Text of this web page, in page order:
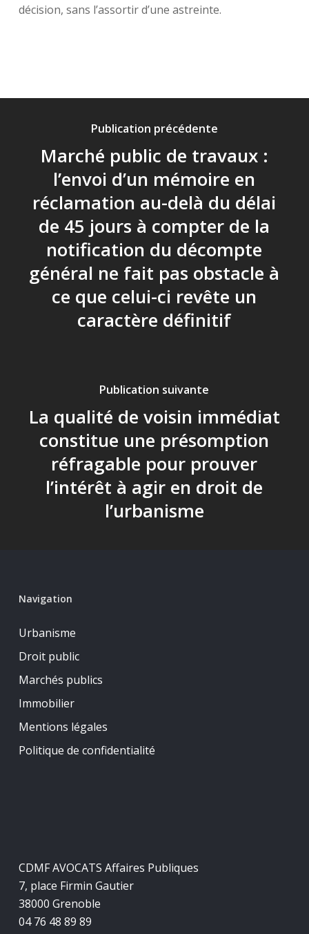
décision, sans l’assortir d’une astreinte.
Publication précédente
Marché public de travaux :
l’envoi d’un mémoire en
réclamation au-delà du délai
de 45 jours à compter de la
notification du décompte
général ne fait pas obstacle à
ce que celui-ci revête un
caractère définitif
Publication suivante
La qualité de voisin immédiat
constitue une présomption
réfragable pour prouver
l’intérêt à agir en droit de
l’urbanisme
Navigation
Urbanisme
Droit public
Marchés publics
Immobilier
Mentions légales
Politique de confidentialité
CDMF AVOCATS Affaires Publiques
7, place Firmin Gautier
38000 Grenoble
04 76 48 89 89